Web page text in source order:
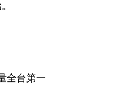
全台第一